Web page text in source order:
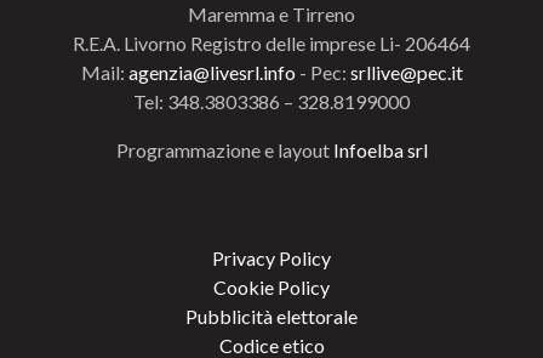
Maremma e Tirreno
R.E.A. Livorno Registro delle imprese Li- 206464
Mail: agenzia@livesrl.info - Pec: srllive@pec.it
Tel: 348.3803386 – 328.8199000
Programmazione e layout Infoelba srl
Privacy Policy
Cookie Policy
Pubblicità elettorale
Codice etico